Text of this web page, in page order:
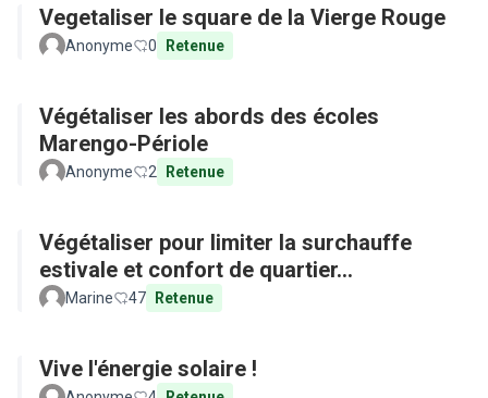
Vegetaliser le square de la Vierge Rouge
Anonyme 0 Retenue
Végétaliser les abords des écoles
Marengo-Périole
Anonyme 2 Retenue
Végétaliser pour limiter la surchauffe
estivale et confort de quartier...
Marine 47 Retenue
Vive l'énergie solaire !